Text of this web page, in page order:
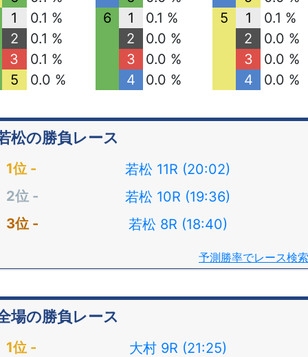
1
0.1 %
2
0.1 %
3
0.1 %
5
0.0 %
6
1
0.1 %
2
0.0 %
3
0.0 %
4
0.0 %
5
1
0.1 %
2
0.0 %
3
0.0 %
4
0.0 %
松の勝負レース
若松 11R (20:02)
若松 10R (19:36)
若松 8R (18:40)
予測勝率でレース検索
場の勝負レース
大村 9R (21:25)